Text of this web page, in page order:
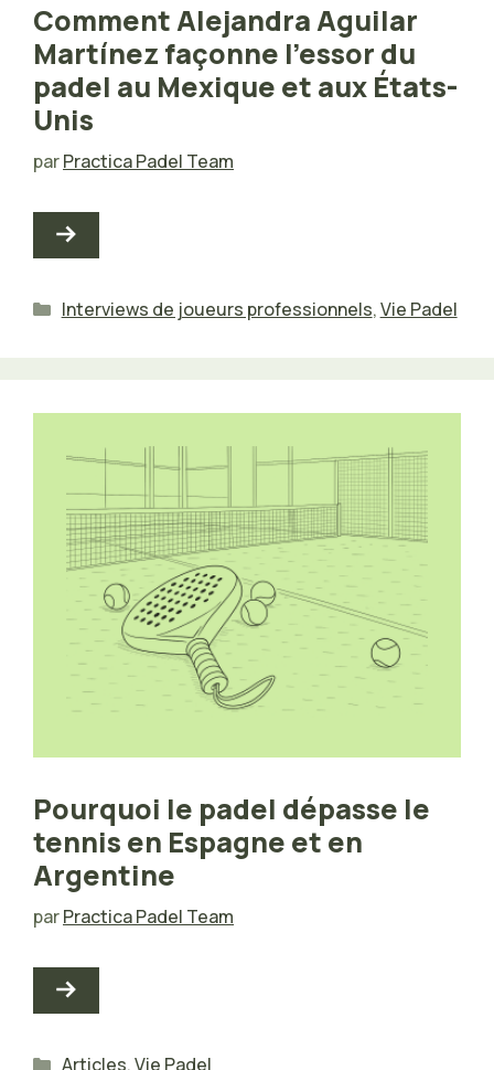
Comment Alejandra Aguilar
Martínez façonne l’essor du
padel au Mexique et aux États-
Unis
parPractica Padel Team
Catégories
Interviews de joueurs professionnels,Vie Padel
Pourquoi le padel dépasse le
tennis en Espagne et en
Argentine
parPractica Padel Team
Catégories
Articles,Vie Padel